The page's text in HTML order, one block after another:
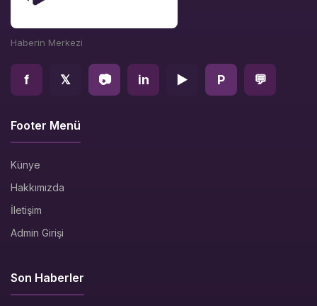
Haberin Merkezi
f 𝕏 📷 in ▶ P 💬
Footer Menü
Künye
Hakkımızda
İletişim
Admin Girişi
Son Haberler